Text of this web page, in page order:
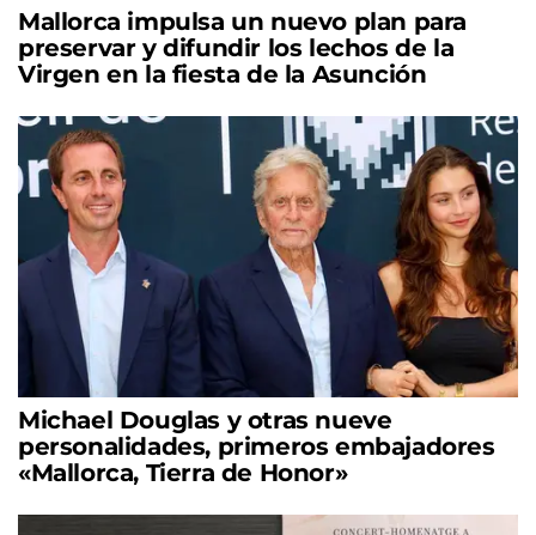
Mallorca impulsa un nuevo plan para
preservar y difundir los lechos de la
Virgen en la fiesta de la Asunción
Michael Douglas y otras nueve
personalidades, primeros embajadores
«Mallorca, Tierra de Honor»